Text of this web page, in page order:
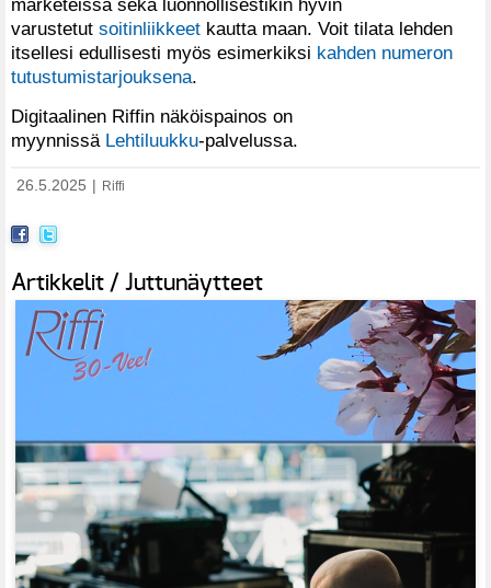
varustetut soitinliikkeet kautta maan. Voit tilata lehden
itsellesi edullisesti myös esimerkiksi kahden numeron
tutustumistarjouksena.
Digitaalinen Riffin näköispainos on
myynnissä Lehtiluukku-palvelussa.
26.5.2025 Riffi
Artikkelit / Juttunäytteet